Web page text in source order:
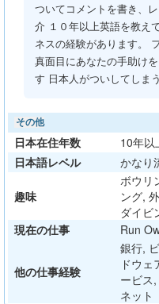
ついてコメントを書き、
介 １０年以上英語を教え
ネスの経験があります。
真面目にあなたの手助け
す 日本人がついしてしま
その他
日本在住年数
10年以
日本語レベル
かなり
趣味
ボウリ
ング,
ダイビ
現在の仕事
Run
他の仕事経験
銀行,
ドウ
ービス
ネット